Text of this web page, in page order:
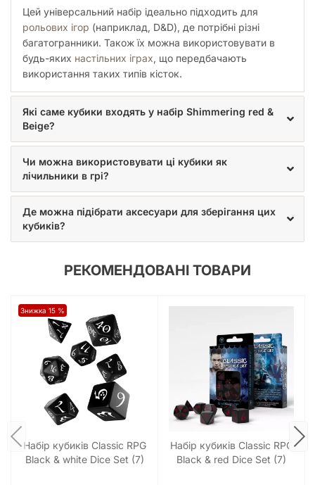
Цей універсальний набір ідеально підходить для
рольових ігор (наприклад, D&D), де потрібні різні
багатогранники. Також їх можна використовувати в
будь-яких настільних іграх, що передбачають
використання таких типів кісток.
Які саме кубики входять у набір Shimmering red &
Beige?
Чи можна використовувати ці кубики як
лічильники в грі?
Де можна підібрати аксесуари для зберігання цих
кубиків?
РЕКОМЕНДОВАНІ ТОВАРИ
Знижка 15 %
Набір кубиків Classic RPG
Black & white Dice Set (7)
Набір кубиків Classic RPG
Black & red Dice Set (7)